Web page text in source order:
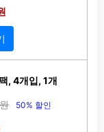
, 4개입, 1개
50% 할인